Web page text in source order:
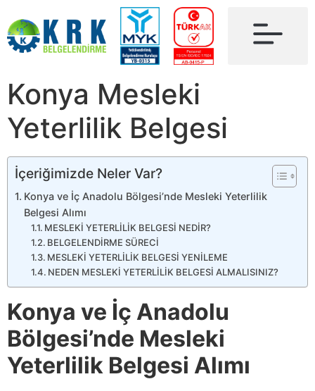
Konya Mesleki
Yeterlilik Belgesi
İçeriğimizde Neler Var?
Konya ve İç Anadolu Bölgesi’nde Mesleki Yeterlilik
Belgesi Alımı
MESLEKİ YETERLİLİK BELGESİ NEDİR?
BELGELENDİRME SÜRECİ
MESLEKİ YETERLİLİK BELGESİ YENİLEME
NEDEN MESLEKİ YETERLİLİK BELGESİ ALMALISINIZ?
Konya ve İç Anadolu
Bölgesi’nde Mesleki
Yeterlilik Belgesi Alımı